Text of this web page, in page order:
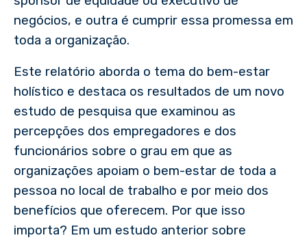
negócios, e outra é cumprir essa promessa em
toda a organização.
Este relatório aborda o tema do bem-estar
holístico e destaca os resultados de um novo
estudo de pesquisa que examinou as
percepções dos empregadores e dos
funcionários sobre o grau em que as
organizações apoiam o bem-estar de toda a
pessoa no local de trabalho e por meio dos
benefícios que oferecem. Por que isso
importa? Em um estudo anterior sobre